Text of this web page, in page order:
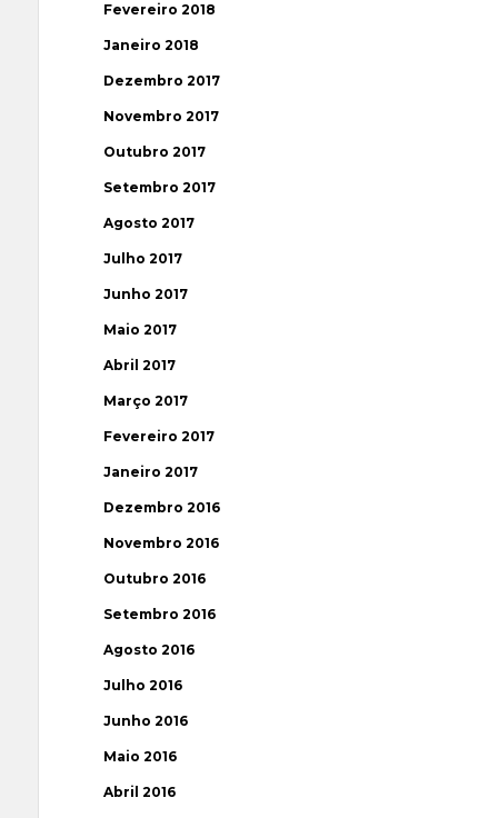
Fevereiro 2018
Janeiro 2018
Dezembro 2017
Novembro 2017
Outubro 2017
Setembro 2017
Agosto 2017
Julho 2017
Junho 2017
Maio 2017
Abril 2017
Março 2017
Fevereiro 2017
Janeiro 2017
Dezembro 2016
Novembro 2016
Outubro 2016
Setembro 2016
Agosto 2016
Julho 2016
Junho 2016
Maio 2016
Abril 2016